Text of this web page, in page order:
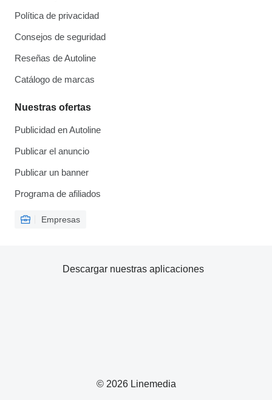
Política de privacidad
Consejos de seguridad
Reseñas de Autoline
Catálogo de marcas
Nuestras ofertas
Publicidad en Autoline
Publicar el anuncio
Publicar un banner
Programa de afiliados
Empresas
© 2026 Linemedia
Descargar nuestras aplicaciones